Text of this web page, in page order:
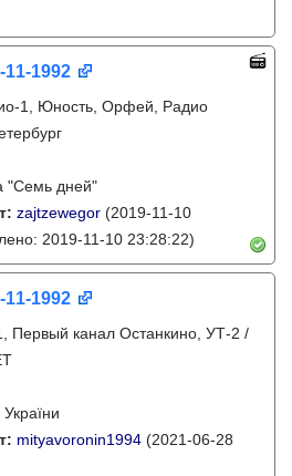
11-1992
1, Юность, Орфей, Радио
"Семь дней"
zajtzewegor (2019-11-10
2019-11-10 23:28:22)
11-1992
Первый канал Останкино, УТ-2 /
mityavoronin1994 (2021-06-28